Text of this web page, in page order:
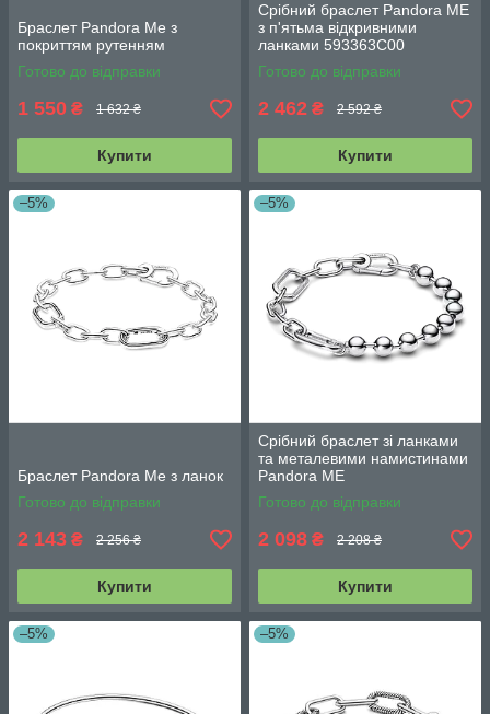
Браслет Pandora Me з
покриттям рутенням
Готово до відправки
1 550 ₴ 1 632 ₴
Купити
Срібний браслет Pandora ME
з п'ятьма відкривними
ланками 593363C00
Готово до відправки
2 462 ₴ 2 592 ₴
Купити
–5%
Браслет Pandora Me з ланок
Готово до відправки
2 143 ₴ 2 256 ₴
Купити
–5%
Срібний браслет зі ланками
та металевими намистинами
Pandora ME
Готово до відправки
2 098 ₴ 2 208 ₴
Купити
–5% –5%